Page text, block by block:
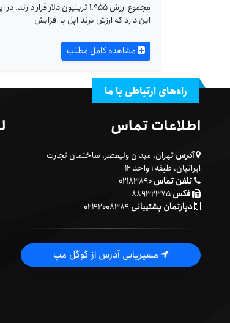
مجموع ارزش ۱.۹۵۵ تریلیون
این دارد که ارزش برند اپل با افزایش
مشاهده کامل مطلب
راه‌های ارتباطی با ما
اطلاعات تماس
آدرستهران، میدان ولیعصر، ساختمان تجارت
ایرانیان، طبقه ۱ واحد ۱۲
تلفن تماس۰۲۱۸۳۸۹۰
فکس
دپارتمان پشتیبانی۰۲۱۹۲۰۰۸۳۸۹
مسیریابی آدرس از گوگل مپ